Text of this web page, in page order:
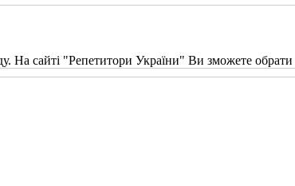
На сайті "Репетитори України" Ви зможете